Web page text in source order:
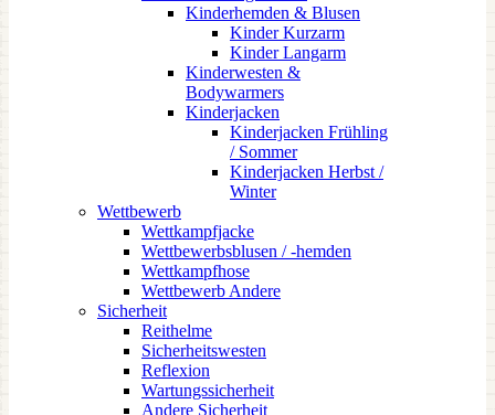
Kinderhemden & Blusen
Kinder Kurzarm
Kinder Langarm
Kinderwesten &
Bodywarmers
Kinderjacken
Kinderjacken Frühling
/ Sommer
Kinderjacken Herbst /
Winter
Wettbewerb
Wettkampfjacke
Wettbewerbsblusen / -hemden
Wettkampfhose
Wettbewerb Andere
Sicherheit
Reithelme
Sicherheitswesten
Reflexion
Wartungssicherheit
Andere Sicherheit